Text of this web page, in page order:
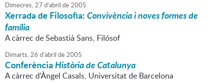
Dimecres,27 d'abril de2005
Xerrada de Filosofia:Convivència i noves formes de
família
A càrrec de Sebastià Sans, Filósof
Dimarts,26 d'abril de2005
ConferènciaHistòria de Catalunya
A càrrec d'Àngel Casals, Universitat de Barcelona